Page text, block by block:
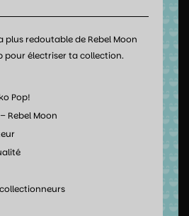
plus redoutable de Rebel Moon
pour électriser ta collection.
Pop!
Rebel Moon